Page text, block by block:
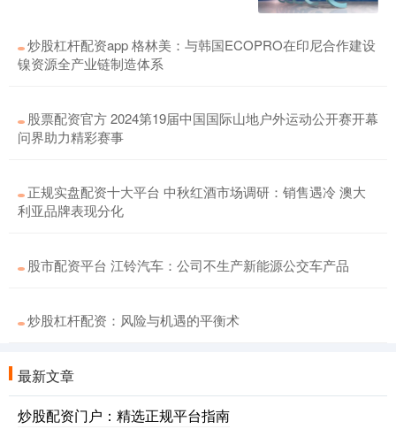
炒股杠杆配资app 格林美：与韩国ECOPRO在印尼合作建设
镍资源全产业链制造体系
股票配资官方 2024第19届中国国际山地户外运动公开赛开幕
问界助力精彩赛事
正规实盘配资十大平台 中秋红酒市场调研：销售遇冷 澳大
利亚品牌表现分化
股市配资平台 江铃汽车：公司不生产新能源公交车产品
炒股杠杆配资：风险与机遇的平衡术
最新文章
炒股配资门户：精选正规平台指南